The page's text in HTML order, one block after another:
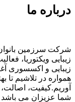
درباره ما
شرکت سرزمین بانوان
زیبایی ویکتوریا،
زیبایی و اکسسوری
همواره در تلاشیم تا
آوریم.کیفیت،
شما عزیزان می باشد